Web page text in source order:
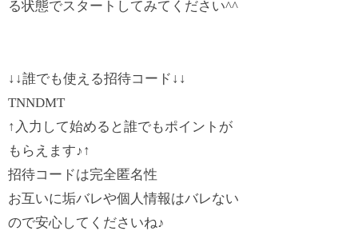
る状態でスタートしてみてください^^
↓↓誰でも使える招待コード↓ ↓
TNNDMT
↑入力して始めると誰でもポイントが
もらえます♪ ↑
招待コードは完全匿名性
お互いに垢バレや個人情報はバレない
ので安心してくださいね♪